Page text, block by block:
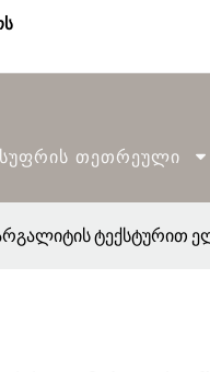
Სუფრის Თეთრეული
ტექსტურით